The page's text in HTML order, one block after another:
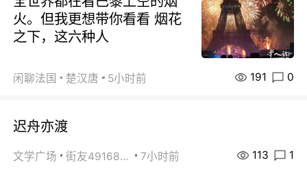
火。但我更想带你看看 烟花
之下，这六种人
闲聊法国 楚汉唐 5小时前 191 0
迟舟亦渡
文学广场 街友49168527 7小时前 113 1